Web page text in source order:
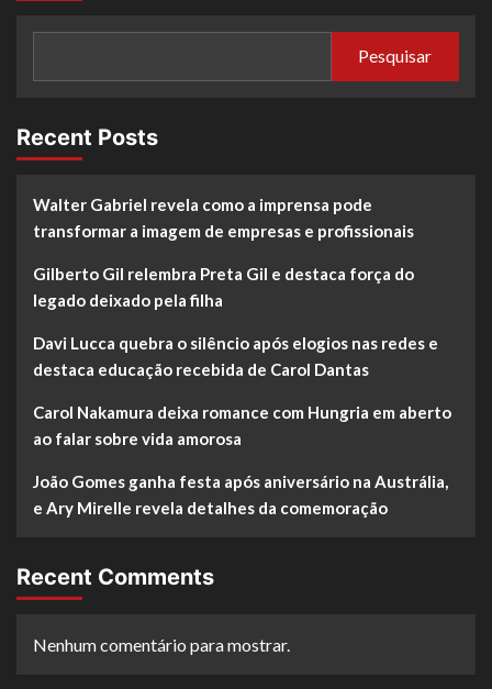
Pesquisar
Recent Posts
Walter Gabriel revela como a imprensa pode
transformar a imagem de empresas e profissionais
Gilberto Gil relembra Preta Gil e destaca força do
legado deixado pela filha
Davi Lucca quebra o silêncio após elogios nas redes e
destaca educação recebida de Carol Dantas
Carol Nakamura deixa romance com Hungria em aberto
ao falar sobre vida amorosa
João Gomes ganha festa após aniversário na Austrália,
e Ary Mirelle revela detalhes da comemoração
Recent Comments
Nenhum comentário para mostrar.